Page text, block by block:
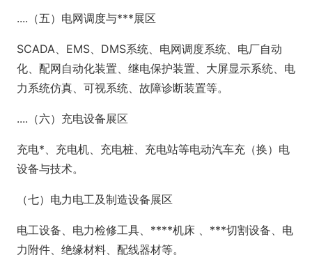
....（五）电网调度与***展区
SCADA、EMS、DMS系统、电网调度系统、电厂自动
化、配网自动化装置、继电保护装置、大屏显示系统、电
力系统仿真、可视系统、故障诊断装置等。
....（六）充电设备展区
充电*、充电机、充电桩、充电站等电动汽车充（换）电
设备与技术。
（七）电力电工及制造设备展区
电工设备、电力检修工具、****机床 、***切割设备、电
力附件、绝缘材料、配线器材等。